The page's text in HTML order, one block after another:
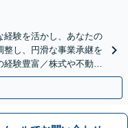
経験を活かし、あなたの
整し、円滑な事業承継を
験豊富／株式や不動産
問題に精通」